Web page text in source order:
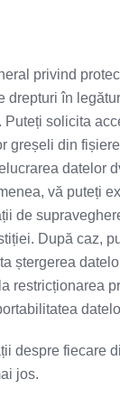
privind
drepturi în
Puteți solicita
greșeli din
datelor
vă puteți
de
După caz,
ștergerea
restricționarea
despre fiecare
jos.